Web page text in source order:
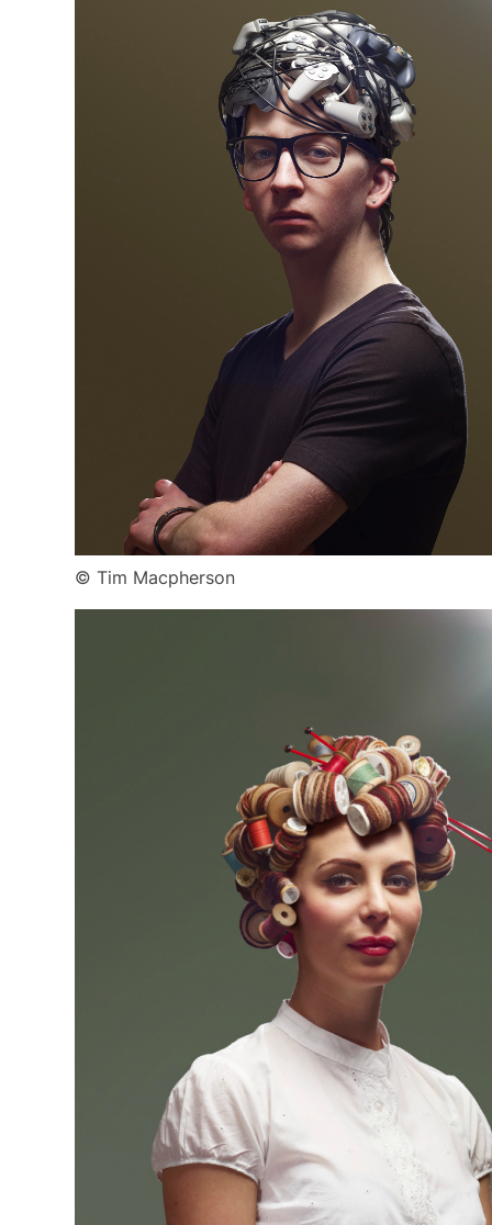
© Tim Macpherson